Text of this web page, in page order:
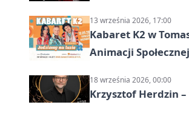
13 września 2026, 17:00
Kabaret K2 w
Animacji Społecznej
18 września 2026, 00:00
Krzysztof Herdzin –